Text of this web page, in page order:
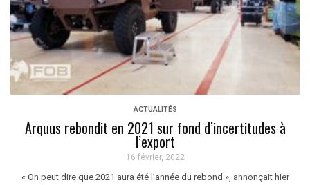
ACTUALITÉS
Arquus rebondit en 2021 sur fond d’incertitudes à
l’export
16 février, 2022
« On peut dire que 2021 aura été l’année du rebond », annonçait hier